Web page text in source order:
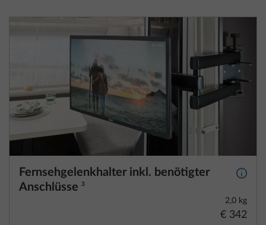
Fernsehgelenkhalter inkl. benötigter
Anschlüsse 3
Mehr
2,0 kg
€ 342